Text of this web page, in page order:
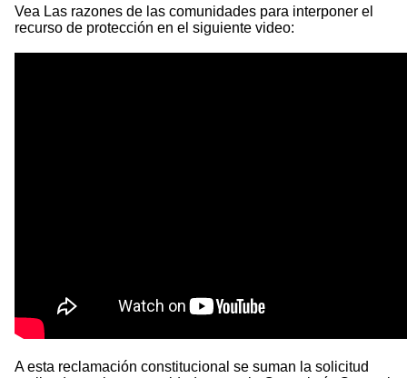
Vea Las razones de las comunidades para interponer el
recurso de protección en el siguiente video:
A esta reclamación constitucional se suman la solicitud